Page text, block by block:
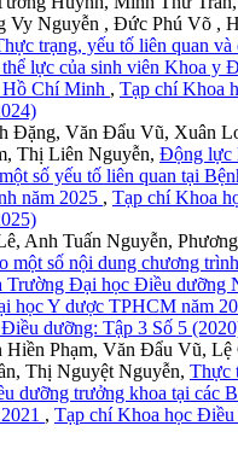
Vy Nguyễn , Đức Phú Võ ,
trạng, yếu tố liên quan và
lực của sinh viên Khoa y
Hồ Chí Minh , Tạp chí Khoa
Đặng, Văn Đẩu Vũ, Xuân
Thị Liên Nguyễn, Động lực
số yếu tố liên quan tại
năm 2025 , Tạp chí Khoa
Anh Tuấn Nguyễn,
một số nội dung chương
Trường Đại học Điều dưỡng
học Y dược TPHCM năm
dưỡng: Tập 3 Số 5
Hiền Phạm, Văn Đẩu Vũ, Lệ
Thị Nguyệt Nguyễn, Thực
dưỡng trưởng khoa tại các
, Tạp chí Khoa học